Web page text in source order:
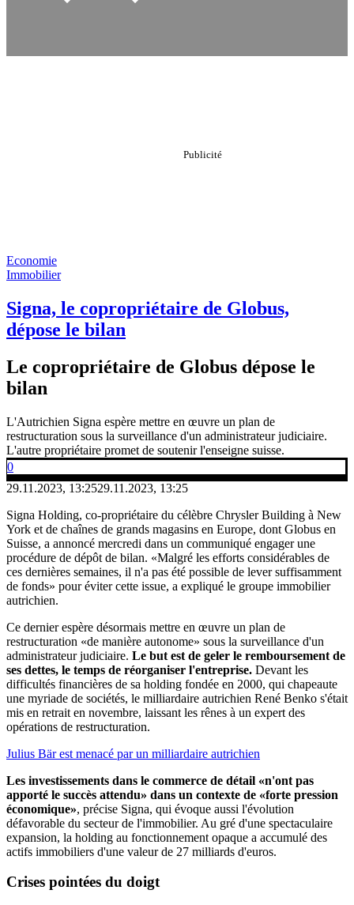
Economie
Immobilier
Signa, le copropriétaire de Globus,
dépose le bilan
Le copropriétaire de Globus dépose le
bilan
L'Autrichien Signa espère mettre en œuvre un plan de
restructuration sous la surveillance d'un administrateur judiciaire.
L'autre propriétaire promet de soutenir l'enseigne suisse.
0
29.11.2023, 13:2529.11.2023, 13:25
Signa Holding, co-propriétaire du célèbre Chrysler Building à New
York et de chaînes de grands magasins en Europe, dont Globus en
Suisse, a annoncé mercredi dans un communiqué engager une
procédure de dépôt de bilan. «Malgré les efforts considérables de
ces dernières semaines, il n'a pas été possible de lever suffisamment
de fonds» pour éviter cette issue, a expliqué le groupe immobilier
autrichien.
Ce dernier espère désormais mettre en œuvre un plan de
restructuration «de manière autonome» sous la surveillance d'un
administrateur judiciaire. Le but est de geler le remboursement de
ses dettes, le temps de réorganiser l'entreprise. Devant les
difficultés financières de sa holding fondée en 2000, qui chapeaute
une myriade de sociétés, le milliardaire autrichien René Benko s'était
mis en retrait en novembre, laissant les rênes à un expert des
opérations de restructuration.
Julius Bär est menacé par un milliardaire autrichien
Les investissements dans le commerce de détail «n'ont pas
apporté le succès attendu» dans un contexte de «forte pression
économique», précise Signa, qui évoque aussi l'évolution
défavorable du secteur de l'immobilier. Au gré d'une spectaculaire
expansion, la holding au fonctionnement opaque a accumulé des
actifs immobiliers d'une valeur de 27 milliards d'euros.
Crises pointées du doigt